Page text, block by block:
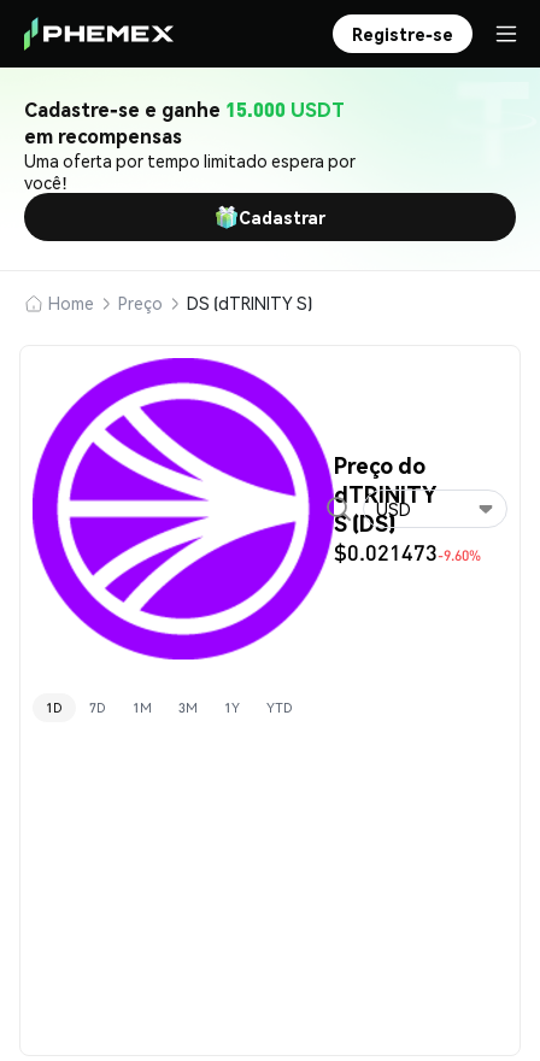
Registre-se
Cadastre-se e ganhe 15.000 USDT
em recompensas
Uma oferta por tempo limitado espera por
você!
Cadastrar
Home Preço DS (dTRINITY S)
Preço do
dTRINITY
S (DS)
$0.021473-9.60%
USD
1D 7D 1M 3M 1Y YTD